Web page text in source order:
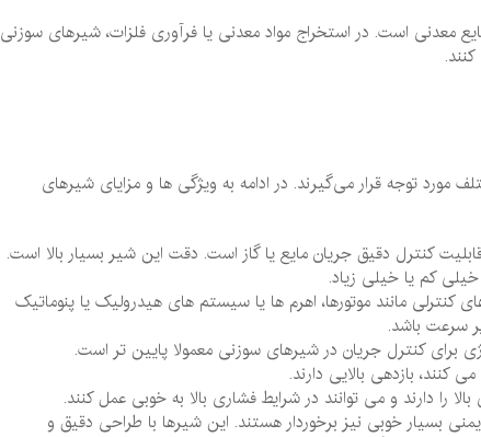
معدنی است. در استخراج مواد معدنی یا فرآوری فلزات، شیرهای سوزنی
مورد توجه قرار می‌گیرند. در ادامه به ویژگی ‌ها و مزایای شیرهای
کنترل دقیق جریان مایع یا گاز است. دقت این شیر بسیار بالا است.
کم یا خیلی زیاد.
مانند موتورها، اهرم‌ ها یا سیستم‌ های هیدرولیک یا پنوماتیک
سرعت باشد.
برای کنترل جریان در شیرهای سوزنی معمولا پایین ‌تر است.
کنند، بازدهی بالایی دارند.
را دارند و می‌ توانند در شرایط فشاری بالا به خوبی عمل کنند.
بسیار خوبی نیز برخوردار هستند. این شیرها با طراحی دقیق و